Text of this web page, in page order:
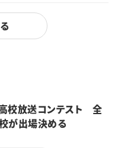
お問い合わせ
校放送コンテスト 全
が出場決める